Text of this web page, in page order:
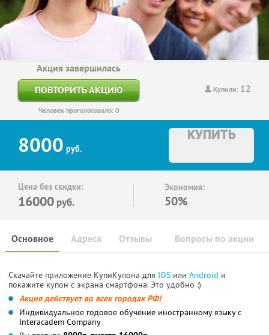
Купили: 12
Акция завершилась
ПОВТОРИТЬ АКЦИЮ
Человек проголосовало: 0
8000 руб.
КУПИТЬ
Цена без скидки:
16000 руб.
Экономия:
50%
Основное Отзывы Вопросы по акции
Адреса
Скачайте приложение КупиКупона для IOS или Android и
покажите купон с экрана смартфона. Это удобно :)
Акция действует во всех городах РФ!
Индивидуальное годовое обучение иностранному языку с
Interacadem Company